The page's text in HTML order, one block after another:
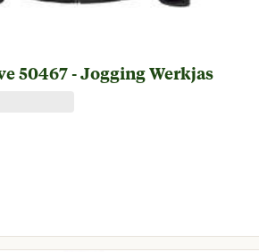
50467 - Jogging Werkjas
€ 129,95
prijs € 103,96